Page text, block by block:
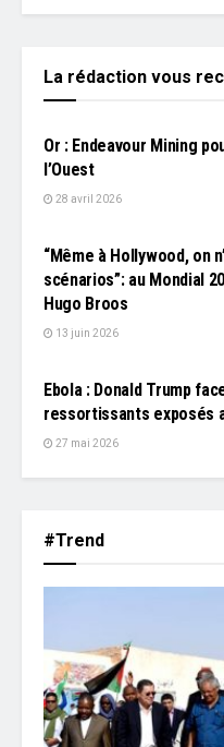
La rédaction vous
L'EDITO
Or : Endeavour Mining
l’Ouest
28 avril 2026
“Même à Hollywood, on
scénarios”: au Mondial
Hugo Broos
13 juin 2026
Ebola : Donald Trump
ressortissants exposés
27 mai 2026
#Trend